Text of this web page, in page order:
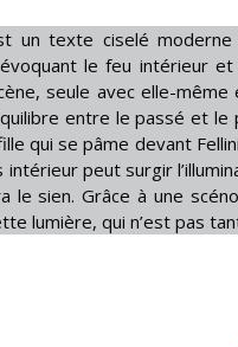
un texte ciselé
le feu intérieur
seule avec elle-
entre le passé et
qui se pâme devant
intérieur peut surgir
le sien. Grâce à une
lumière, qui n’est pas